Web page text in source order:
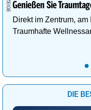
Genießen Sie
Direkt im Zentrum,
Traumhafte
DIE